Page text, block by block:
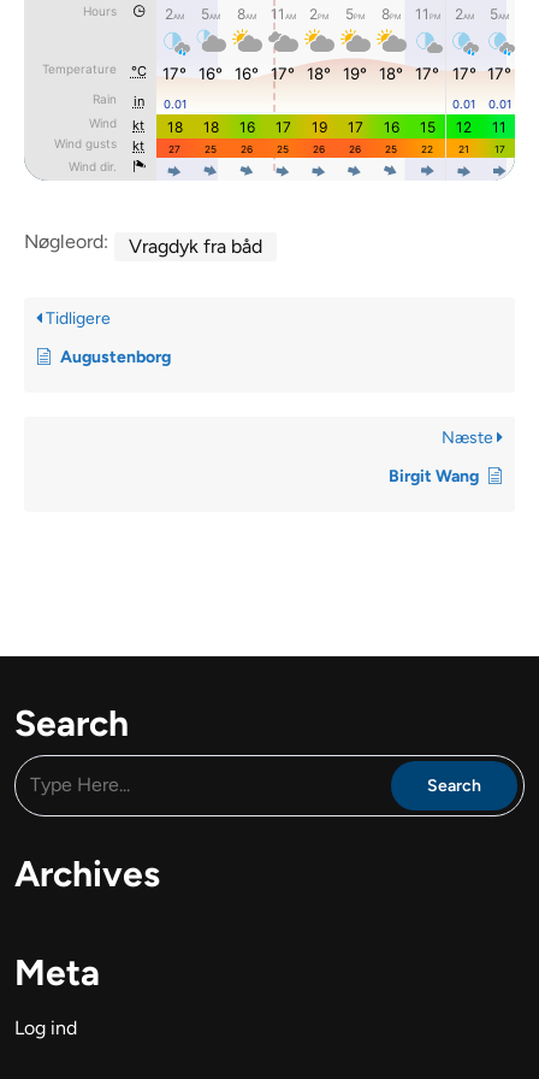
Nøgleord: Vragdyk fra båd
Tidligere
Augustenborg
Næste
Birgit Wang
Search
Archives
Meta
Log ind